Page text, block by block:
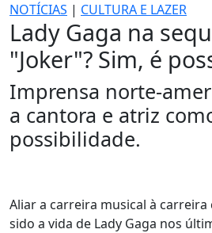
NOTÍCIAS | CULTURA E LAZER
Lady Gaga na
"Joker"? Sim, é
Imprensa norte-
a cantora e atriz
possibilidade.
Aliar a carreira musical à
sido a vida de Lady Gaga nos